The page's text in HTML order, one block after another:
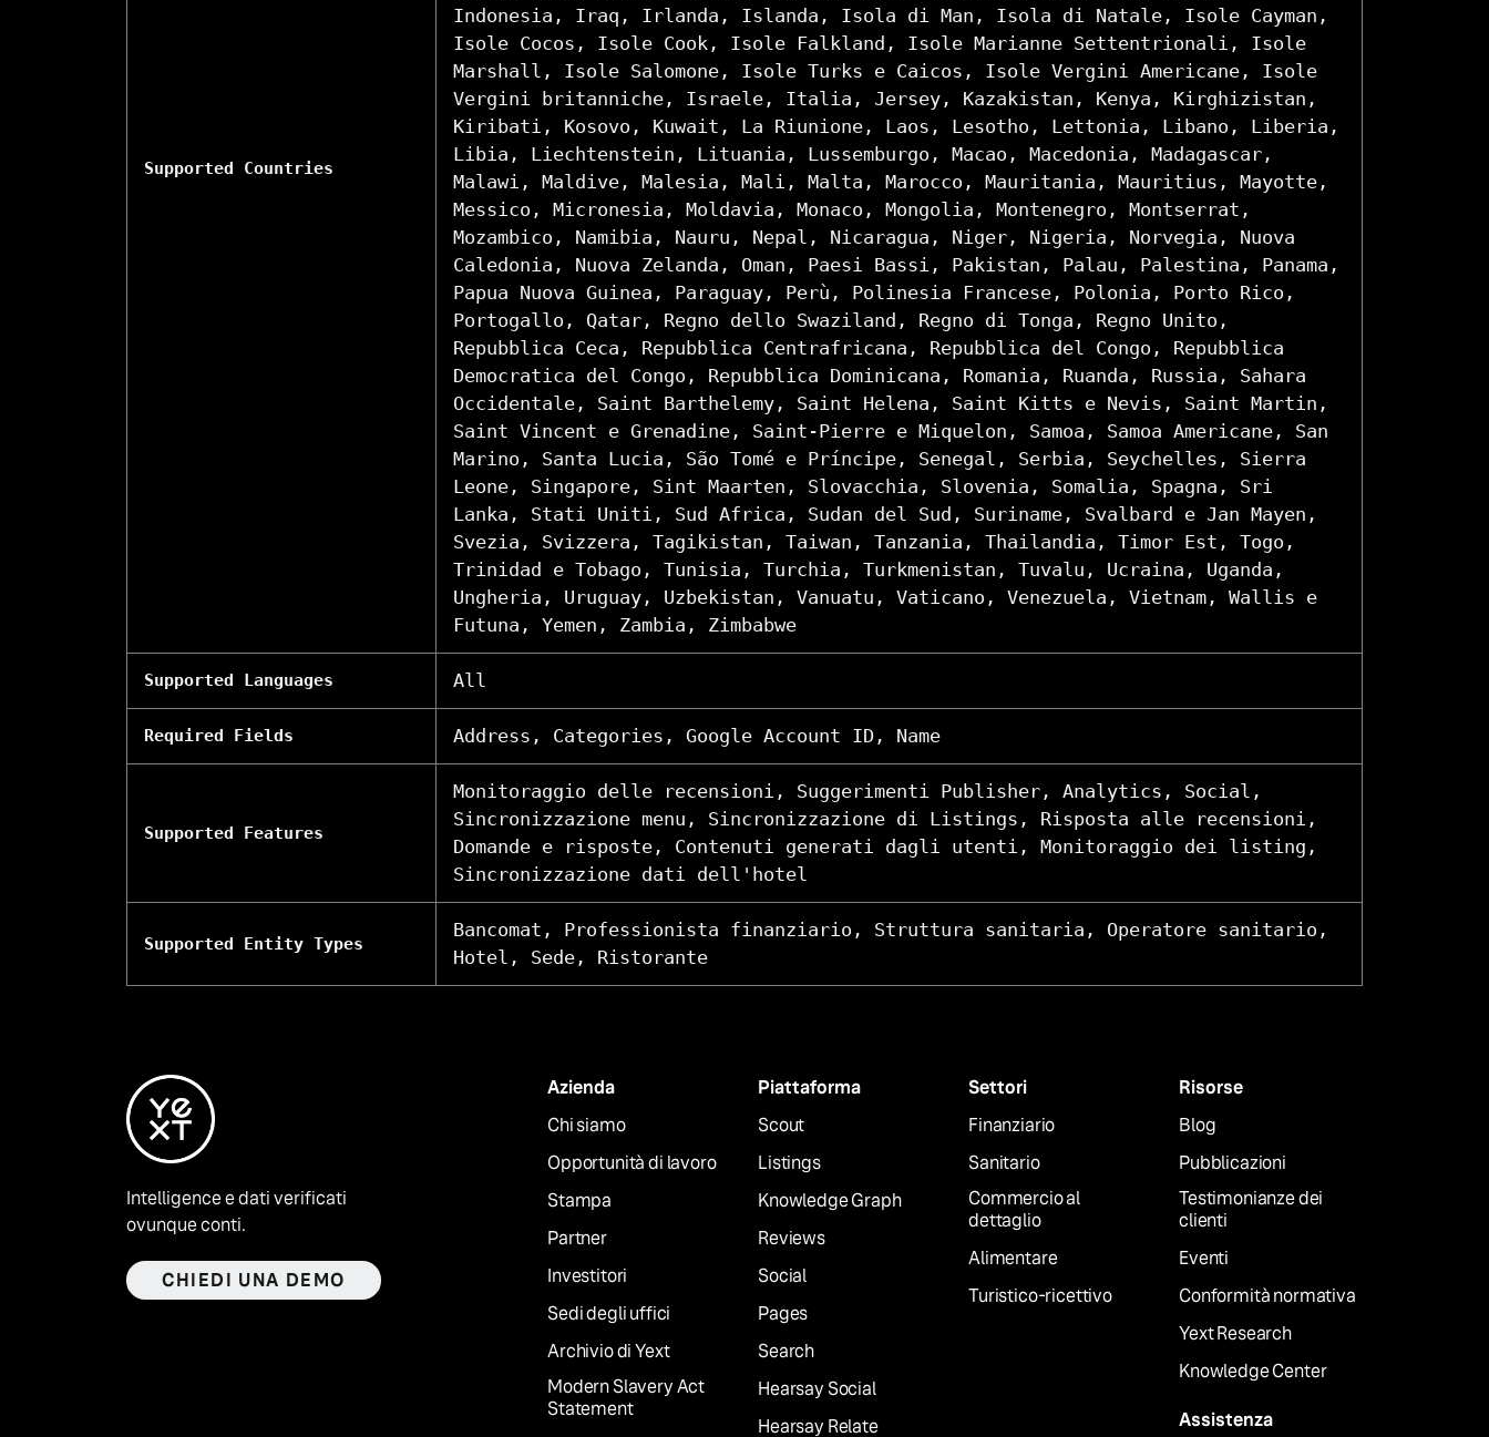
Supported Countries
Indonesia, Iraq, Irlanda, Islanda, Isola di Man, Isola di Natale, Isole Cayman,
Isole Cocos, Isole Cook, Isole Falkland, Isole Marianne Settentrionali, Isole
Marshall, Isole Salomone, Isole Turks e Caicos, Isole Vergini Americane, Isole
Vergini britanniche, Israele, Italia, Jersey, Kazakistan, Kenya, Kirghizistan,
Kiribati, Kosovo, Kuwait, La Riunione, Laos, Lesotho, Lettonia, Libano, Liberia,
Libia, Liechtenstein, Lituania, Lussemburgo, Macao, Macedonia, Madagascar,
Malawi, Maldive, Malesia, Mali, Malta, Marocco, Mauritania, Mauritius, Mayotte,
Messico, Micronesia, Moldavia, Monaco, Mongolia, Montenegro, Montserrat,
Mozambico, Namibia, Nauru, Nepal, Nicaragua, Niger, Nigeria, Norvegia, Nuova
Caledonia, Nuova Zelanda, Oman, Paesi Bassi, Pakistan, Palau, Palestina, Panama,
Papua Nuova Guinea, Paraguay, Perù, Polinesia Francese, Polonia, Porto Rico,
Portogallo, Qatar, Regno dello Swaziland, Regno di Tonga, Regno Unito,
Repubblica Ceca, Repubblica Centrafricana, Repubblica del Congo, Repubblica
Democratica del Congo, Repubblica Dominicana, Romania, Ruanda, Russia, Sahara
Occidentale, Saint Barthelemy, Saint Helena, Saint Kitts e Nevis, Saint Martin,
Saint Vincent e Grenadine, Saint-Pierre e Miquelon, Samoa, Samoa Americane, San
Marino, Santa Lucia, São Tomé e Príncipe, Senegal, Serbia, Seychelles, Sierra
Leone, Singapore, Sint Maarten, Slovacchia, Slovenia, Somalia, Spagna, Sri
Lanka, Stati Uniti, Sud Africa, Sudan del Sud, Suriname, Svalbard e Jan Mayen,
Svezia, Svizzera, Tagikistan, Taiwan, Tanzania, Thailandia, Timor Est, Togo,
Trinidad e Tobago, Tunisia, Turchia, Turkmenistan, Tuvalu, Ucraina, Uganda,
Ungheria, Uruguay, Uzbekistan, Vanuatu, Vaticano, Venezuela, Vietnam, Wallis e
Futuna, Yemen, Zambia, Zimbabwe
Supported Languages All
Required Fields Address, Categories, Google Account ID, Name
Supported Features
Monitoraggio delle recensioni, Suggerimenti Publisher, Analytics, Social,
Sincronizzazione menu, Sincronizzazione di Listings, Risposta alle recensioni,
Domande e risposte, Contenuti generati dagli utenti, Monitoraggio dei listing,
Sincronizzazione dati dell'hotel
Supported Entity Types
Bancomat, Professionista finanziario, Struttura sanitaria, Operatore sanitario,
Hotel, Sede, Ristorante
Intelligence e dati verificati
ovunque conti.
CHIEDI UNA DEMO
Azienda
Chi siamo
Opportunità di lavoro
Stampa
Partner
Investitori
Sedi degli uffici
Archivio di Yext
Modern Slavery Act
Statement
Piattaforma
Scout
Listings
Knowledge Graph
Reviews
Social
Pages
Search
Hearsay Social
Hearsay Relate
Settori
Finanziario
Sanitario
Commercio al
dettaglio
Alimentare
Turistico-ricettivo
Risorse
Blog
Pubblicazioni
Testimonianze dei
clienti
Eventi
Conformità normativa
Yext Research
Knowledge Center
Assistenza